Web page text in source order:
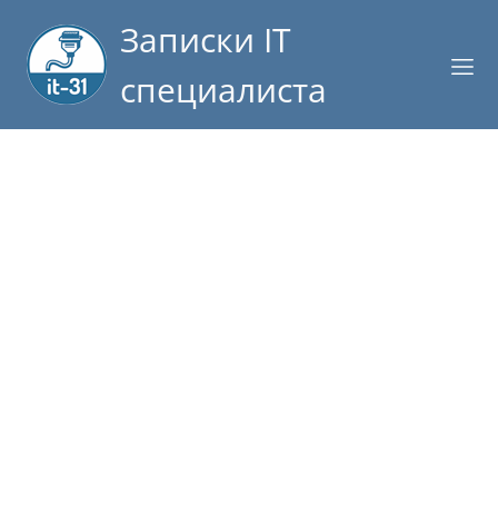
Записки IT
специалиста